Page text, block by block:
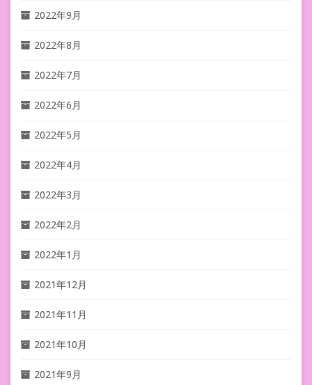
2022年9月
2022年8月
2022年7月
2022年6月
2022年5月
2022年4月
2022年3月
2022年2月
2022年1月
2021年12月
2021年11月
2021年10月
2021年9月